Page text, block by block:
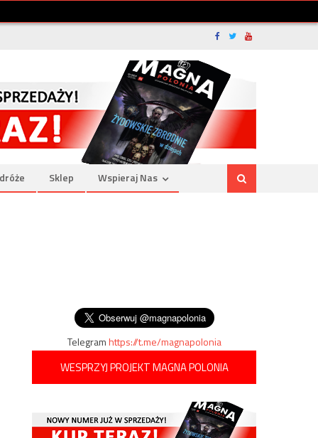
Sklep Wspieraj Nas
Telegramhttps://t.me/magnapolonia
WESPRZYJ PROJEKT MAGNA POLONIA